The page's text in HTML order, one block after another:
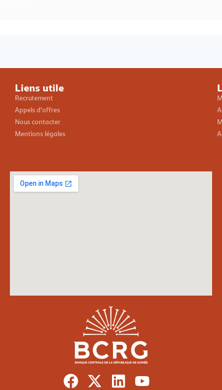
Liens utile
Recrutement
Appels d'offres
Nous contacter
Mentions légales